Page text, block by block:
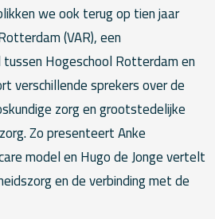
we ook terug op tien jaar
(VAR), een
Hogeschool Rotterdam en
verschillende sprekers over de
zorg en grootstedelijke
Zo presenteert Anke
model en Hugo de Jonge vertelt
en de verbinding met de